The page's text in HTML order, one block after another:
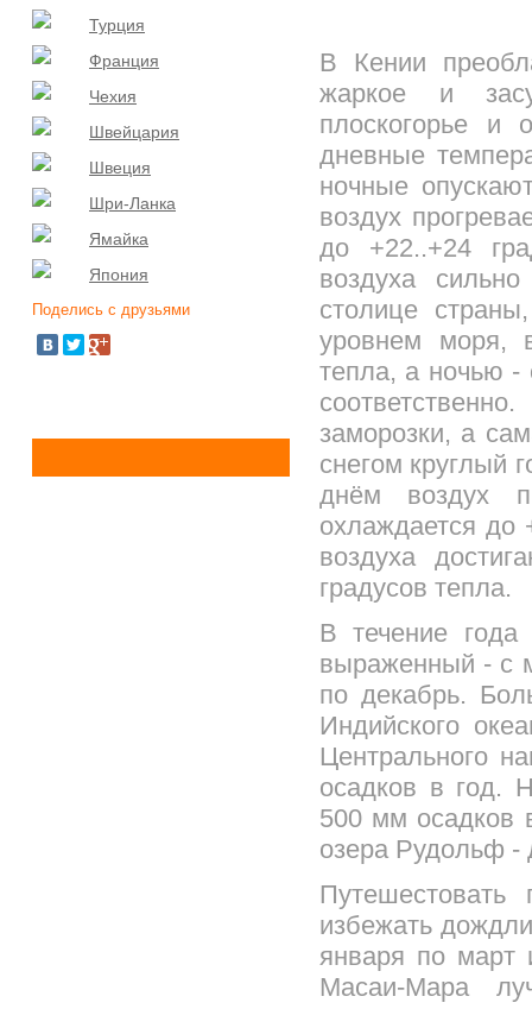
Турция
Франция
Чехия
Швейцария
Швеция
Шри-Ланка
Ямайка
Япония
Поделись с друзьями
В Кении
жаркое и
плоскогорье и
дневные
ночные
воздух
до +22..+24
воздуха
столице
уровнем моря,
тепла, а ночью -
заморозки, а
снегом круглый
днём воздух
охлаждается до
воздуха
градусов тепла.
В течение
выраженный - с
по декабрь.
Индийского
Центрального
осадков в год.
500 мм осадков
озера Рудольф -
избежать
января по март
Масаи-Мара